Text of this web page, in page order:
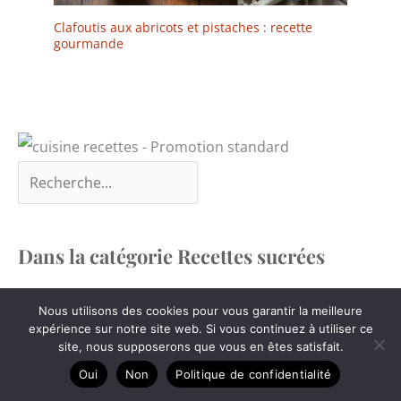
intégré, ces spatules
comme pour les
professionnels
Clafoutis aux abricots et pistaches : recette
gourmande
Dans la catégorie Recettes sucrées
Nous utilisons des cookies pour vous garantir la meilleure
expérience sur notre site web. Si vous continuez à utiliser ce
site, nous supposerons que vous en êtes satisfait.
Oui
Non Politique de confidentialité